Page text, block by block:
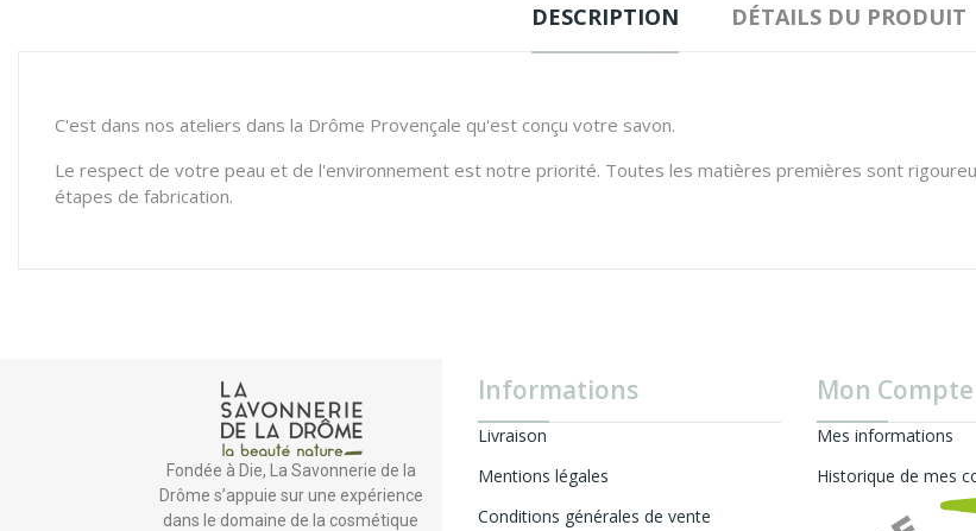
DESCRIPTION DÉTAILS DU PRODUIT
C'est dans nos ateliers dans la Drôme Provençale qu'est conçu votre savon.
Le respect de votre peau et de l'environnement est notre priorité. Toutes les matières premières sont
étapes de fabrication.
Fondée à Die, La Savonnerie de la
Drôme s’appuie sur une expérience
dans le domaine de la cosmétique
Informations
Livraison
Mentions légales
Conditions générales de vente
Mon Compte
Mes informations
Historique de mes